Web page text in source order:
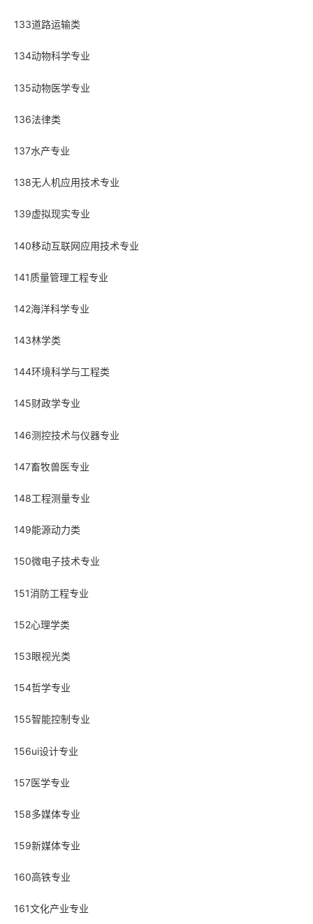
133道路运输类
134动物科学专业
135动物医学专业
136法律类
137水产专业
138无人机应用技术专业
139虚拟现实专业
140移动互联网应用技术专业
141质量管理工程专业
142海洋科学专业
143林学类
144环境科学与工程类
145财政学专业
146测控技术与仪器专业
147畜牧兽医专业
148工程测量专业
149能源动力类
150微电子技术专业
151消防工程专业
152心理学类
153眼视光类
154哲学专业
155智能控制专业
156ui设计专业
157医学专业
158多媒体专业
159新媒体专业
160高铁专业
161文化产业专业